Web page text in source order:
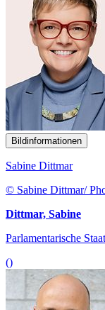
Bildinformationen
Sabine Dittmar
© Sabine Dittmar/
Dittmar, Sabine
Parlamentarische
()